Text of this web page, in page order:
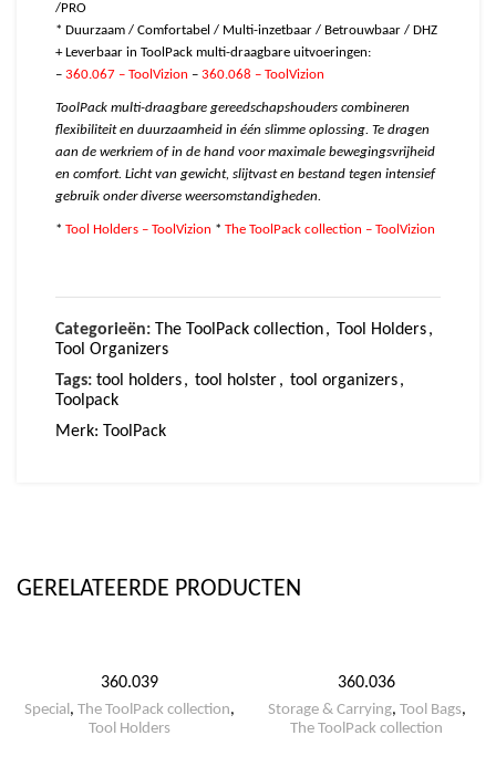
/PRO
* Duurzaam / Comfortabel / Multi-inzetbaar / Betrouwbaar / DHZ
+ Leverbaar in ToolPack multi-draagbare uitvoeringen:
– 360.067 – ToolVizion – 360.068 – ToolVizion
ToolPack multi-draagbare gereedschapshouders combineren
flexibiliteit en duurzaamheid in één slimme oplossing. Te dragen
aan de werkriem of in de hand voor maximale bewegingsvrijheid
en comfort. Licht van gewicht, slijtvast en bestand tegen intensief
gebruik onder diverse weersomstandigheden.
* Tool Holders – ToolVizion * The ToolPack collection – ToolVizion
Categorieën: The ToolPack collection, Tool Holders,
Tool Organizers
Tags: tool holders, tool holster, tool organizers,
Toolpack
Merk: ToolPack
GERELATEERDE PRODUCTEN
360.039
Special, The ToolPack collection,
Tool Holders
360.036
Storage & Carrying, Tool Bags,
The ToolPack collection